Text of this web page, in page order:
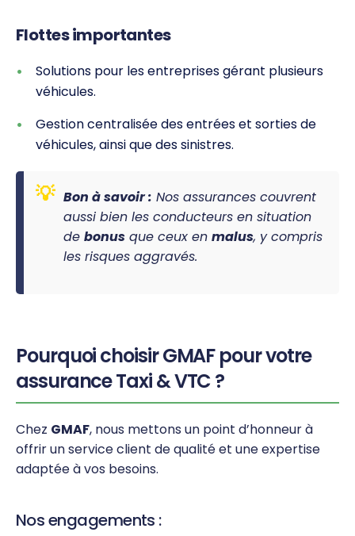
Flottes importantes
Solutions pour les entreprises gérant plusieurs
véhicules.
Gestion centralisée des entrées et sorties de
véhicules, ainsi que des sinistres.
Bon à savoir : Nos assurances couvrent
aussi bien les conducteurs en situation
de bonus que ceux en malus, y compris
les risques aggravés.
Pourquoi choisir GMAF pour votre
assurance Taxi & VTC ?
Chez GMAF, nous mettons un point d’honneur à
offrir un service client de qualité et une expertise
adaptée à vos besoins.
Nos engagements :